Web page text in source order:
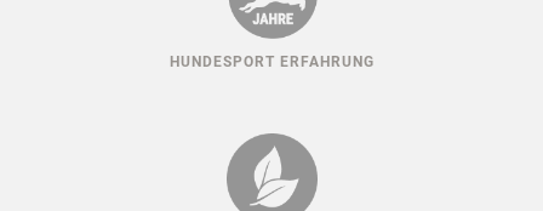
HUNDESPORT ERFAHRUNG